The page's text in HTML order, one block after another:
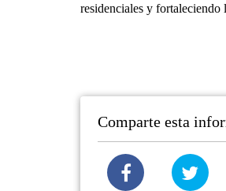
residenciales y fortaleciendo
Comparte esta